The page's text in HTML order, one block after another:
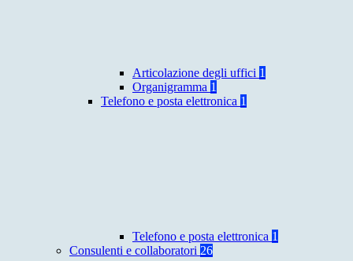
Articolazione degli uffici 1
Organigramma 1
Telefono e posta elettronica 1
Telefono e posta elettronica 1
Consulenti e collaboratori 26